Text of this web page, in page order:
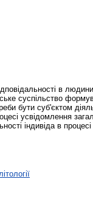
в
суспільство
бути суб'єктом
усвідомлення
індивіда в